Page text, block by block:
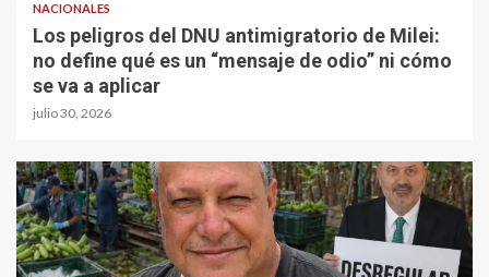
NACIONALES
Los peligros del DNU antimigratorio de Milei:
no define qué es un “mensaje de odio” ni cómo
se va a aplicar
julio 30, 2026